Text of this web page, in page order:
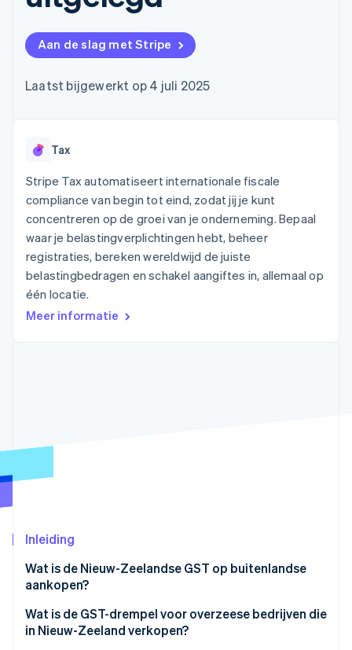
Toegang tot meer
dan 125
Terminal
Fysieke betalingen
Authorization
Optimaliseer de
Link
Financial
Data gekoppelde
rekeningen
Meer
Product roadmap
Ontdek wat er in het verschiet ligt
Radar
Online identiteitsverificatie
Nu bekijken
Marktplaatsen
Platforms
SaaS
Per branche
Gaming
Horeca, reizen en vrije
tijd
Verzekering
Media en entertainment
Non-profitorganisaties
Publieke sector
bieden
Betaalkaarten uitgeven
worden gedekt
Diensten voorzien en
Bronnen
App-integraties
Voorbeelden van code
Developerblog
API-status
Bedrijf
Productroadmap
Jaarlijks congres
Vacatures
Stripe Newsroom
Neem contact op
Partner worden
Aan de slag met Stripe
Laatst bijgewerkt op 4 juli 2025
Tax
Stripe Tax automatiseert internationale fiscale
compliance van begin tot eind, zodat jij je kunt
concentreren op de groei van je onderneming. Bepaal
waar je belastingverplichtingen hebt, beheer
registraties, bereken wereldwijd de juiste
belastingbedragen en schakel aangiftes in, allemaal op
één locatie.
Meer informatie
Inleiding
Wat is de Nieuw-Zeelandse GST op buitenlandse
aankopen?
Wat is de GST-drempel voor overzeese bedrijven die
in Nieuw-Zeeland verkopen?